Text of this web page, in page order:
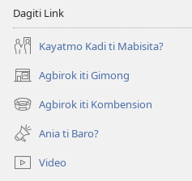
Dagiti Link
Kayatmo Kadi ti Mabisita?
Agbirok iti Gimong
(manglukat
iti
baro
window)
Agbirok iti Kombension
(manglukat
iti
baro
a
window)
Ania ti Baro?
Video